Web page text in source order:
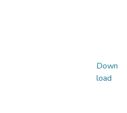
Down
load